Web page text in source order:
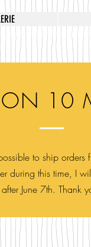
10
to ship
during this time, I
after June 7th. Thank